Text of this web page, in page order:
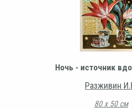
Ночь - источник
Разживин
80 х 50 см